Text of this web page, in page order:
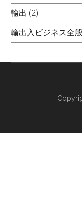
輸出 (2)
輸出入ビジネス全般